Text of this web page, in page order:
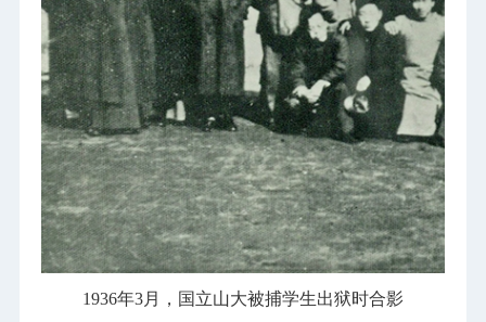
1936年3月，国立山大被捕学生出狱时合影